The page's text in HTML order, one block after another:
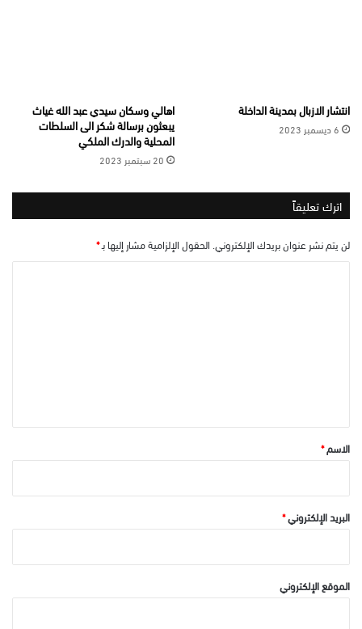
انتشار الازبال بمدينة الداخلة
6 ديسمبر 2023
اهالي وسكان سيدي عبد الله غياث
يبعثون برسالة شكر الى السلطات
المحلية والدرك الملكي
20 سبتمبر 2023
اترك تعليقاً
لن يتم نشر عنوان بريدك الإلكتروني. الحقول الإلزامية مشار إليها بـ*
*الاسم*
البريد الإلكتروني*
الموقع الإلكتروني